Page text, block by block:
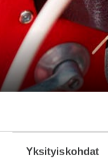
Yksityiskohdat
rakkaudesta